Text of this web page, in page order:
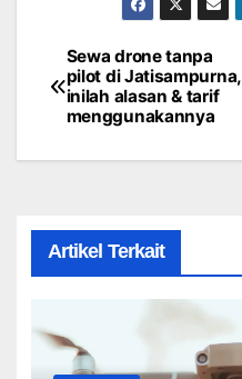
Post
navigation
Sewa drone tanpa
pilot di Jatisampurna,
inilah alasan & tarif
menggunakannya
Artikel Terkait